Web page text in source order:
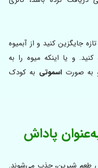
جایگزین کنید و از آبمیوه
و یا اینکه میوه را به
به صورت اسموتی به کودک
طعم شیرین، جذب می‌شوند.